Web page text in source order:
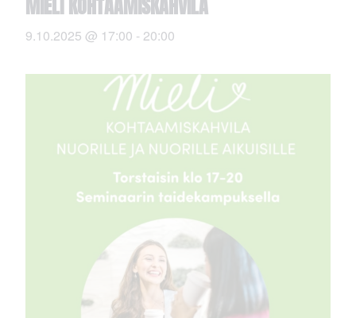
MIELI KOHTAAMISKAHVILA
9.10.2025 @ 17:00 - 20:00